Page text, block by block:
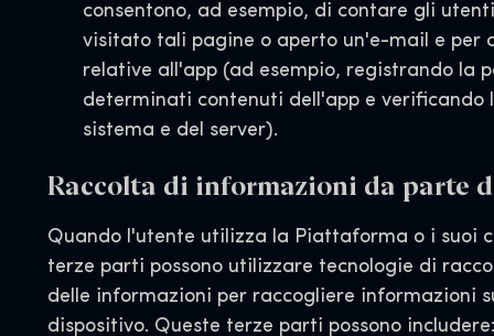
consentono, ad esempio, di contare gli
visitato tali pagine o aperto un'e-mail e per
relative all'app (ad esempio, registrando la
determinati contenuti dell'app e verificando
sistema e del server).
Raccolta di informazioni da parte
Quando l'utente utilizza la Piattaforma o i suoi
terze parti possono utilizzare tecnologie di
delle informazioni per raccogliere informazioni
dispositivo. Queste terze parti possono includere: